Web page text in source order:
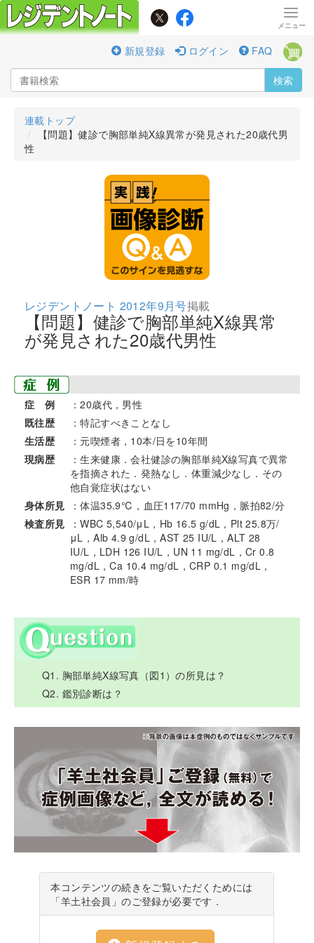
新規登録 ログイン FAQ
検索
連載トップ
【問題】健診で胸部単純X線異常が発見された20歳代男
性
レジデントノート 2012年9月号掲載
【問題】健診で胸部単純X線異常
が発見された20歳代男性
症 例
：20歳代，男性
既往歴
：特記すべきことなし
生活歴
：元喫煙者，10本/日を10年間
現病歴
：生来健康．会社健診の胸部単純X線写真で異常
を指摘された．発熱なし．体重減少なし．その
他自覚症状はない
身体所見
：体温35.9℃，血圧117/70 mmHg，脈拍82/分
検査所見
：WBC 5,540/μL，Hb 16.5 g/dL，Plt 25.8万/
μL，Alb 4.9 g/dL，AST 25 IU/L，ALT 28
IU/L，LDH 126 IU/L，UN 11 mg/dL，Cr 0.8
mg/dL，Ca 10.4 mg/dL，CRP 0.1 mg/dL，
ESR 17 mm/時
Q1. 胸部単純X線写真（図1）の所見は？
Q2. 鑑別診断は？
本コンテンツの続きをご覧いただくためには
「羊土社会員」のご登録が必要です．